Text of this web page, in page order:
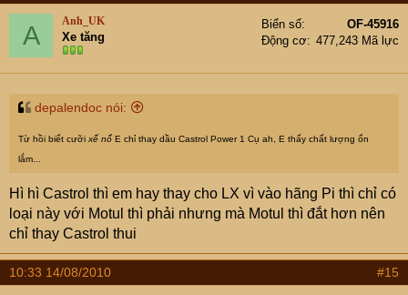
A Anh_UK
Xe tăng
Biển số
OF-45916
Động cơ
477,243 Mã lực
depalendoc nói:
Từ hồi biết cưỡi xế nổ E chỉ thay dầu Castrol Power 1 Cụ ah, E thấy chất lượng ổn
lắm...
Hì hì Castrol thì em hay thay cho LX vì vào hãng Pi thì chỉ có
loại này với Motul thì phải nhưng mà Motul thì đắt hơn nên
chỉ thay Castrol thui
10:33 14/08/2010 #15